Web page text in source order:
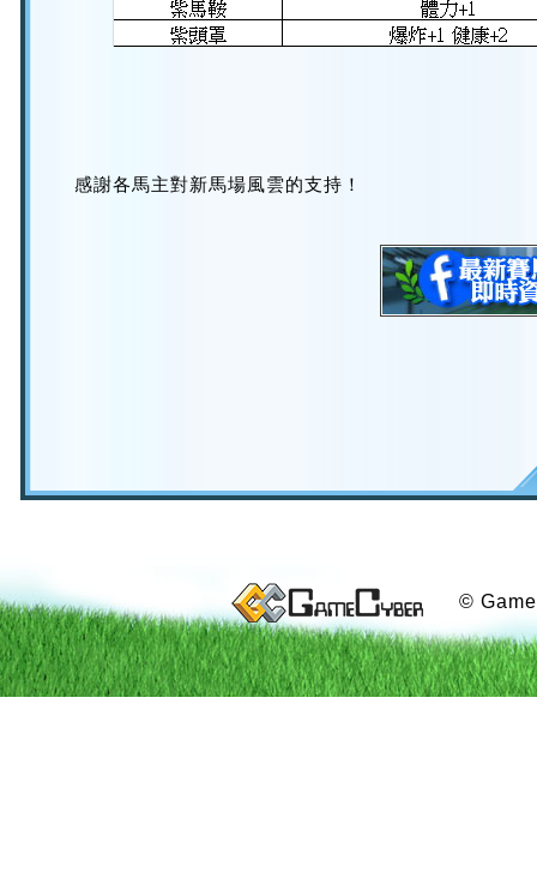
感謝各馬主對新馬場風雲的支持！